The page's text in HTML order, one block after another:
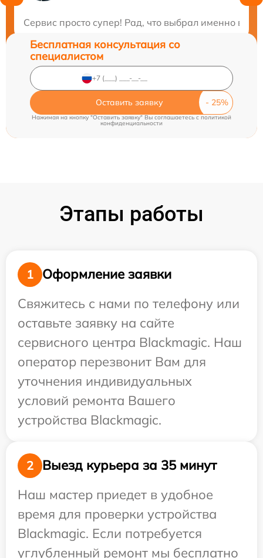
Сервис просто супер! Рад, что выбрал именно
Бесплатная консультация со
специалистом
Оставить заявку
Нажимая на кнопку "Оставить заявку" Вы соглашаетесь cполитикой
конфиденциальности
Этапы работы
1
Оформление заявки
Свяжитесь с нами по телефону или
оставьте заявку на сайте
сервисного центра Blackmagic. Наш
оператор перезвонит Вам для
уточнения индивидуальных
условий ремонта Вашего
устройства Blackmagic.
2
Выезд курьера за 35 минут
Наш мастер приедет в удобное
время для проверки устройства
Blackmagic. Если потребуется
углубленный ремонт мы бесплатно